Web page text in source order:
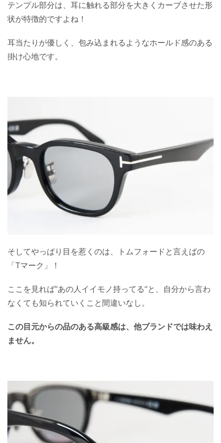
テンプル部分は、耳に触れる部分を大きくカーブさせた形
状が特徴的ですよね！
耳当たりが優しく、包み込まれるようなホールド感のある
掛け心地です。
そしてやっぱり目を惹くのは、トムフォードと言えばの
「Tマーク」！
ここを見れば”あの人イイモノ持ってる”と、自分から言わ
なくても知られていくこと間違いなし。
この目元からの品のある高級感は、他ブランドでは味わえ
ません。